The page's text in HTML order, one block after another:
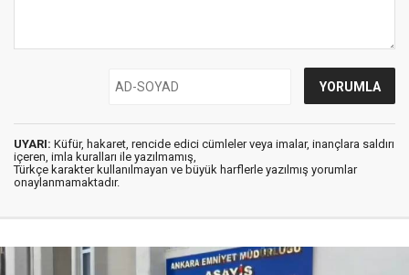
UYARI: Küfür, hakaret, rencide edici cümleler veya imalar, inançlara saldırı
içeren, imla kuralları ile yazılmamış,
Türkçe karakter kullanılmayan ve büyük harflerle yazılmış yorumlar
onaylanmamaktadır.